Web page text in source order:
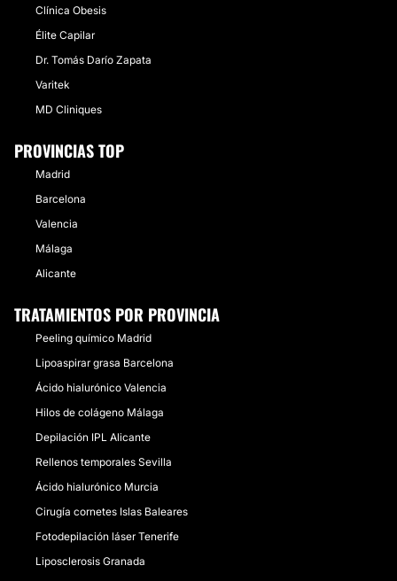
Clínica Obesis
Élite Capilar
Dr. Tomás Darío Zapata
Varitek
MD Cliniques
PROVINCIAS TOP
Madrid
Barcelona
Valencia
Málaga
Alicante
TRATAMIENTOS POR PROVINCIA
Peeling químico Madrid
Lipoaspirar grasa Barcelona
Ácido hialurónico Valencia
Hilos de colágeno Málaga
Depilación IPL Alicante
Rellenos temporales Sevilla
Ácido hialurónico Murcia
Cirugía cornetes Islas Baleares
Fotodepilación láser Tenerife
Liposclerosis Granada